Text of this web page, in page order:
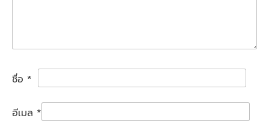
ชื่อ *
อีเมล *